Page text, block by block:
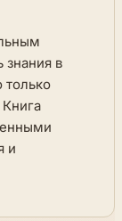
в
только
и